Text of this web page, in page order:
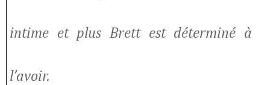
intime et plus Brett est déterminé à
l’avoir.